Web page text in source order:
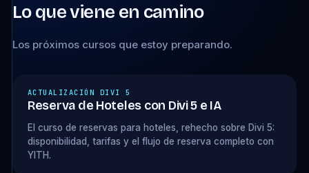
Lo que viene en camino
Los próximos cursos que estoy preparando.
ACTUALIZACIÓN DIVI 5
Reserva de Hoteles con Divi 5 e IA
El curso de reservas para hoteles, rehecho sobre Divi 5:
disponibilidad, tarifas y el flujo de reserva completo con
YITH.